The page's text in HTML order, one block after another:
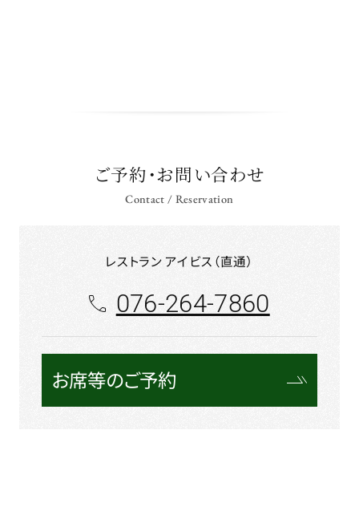
ご予約・お問い合わせ
Contact / Reservation
レストラン アイビス（直通）
076-264-7860
お席等のご予約